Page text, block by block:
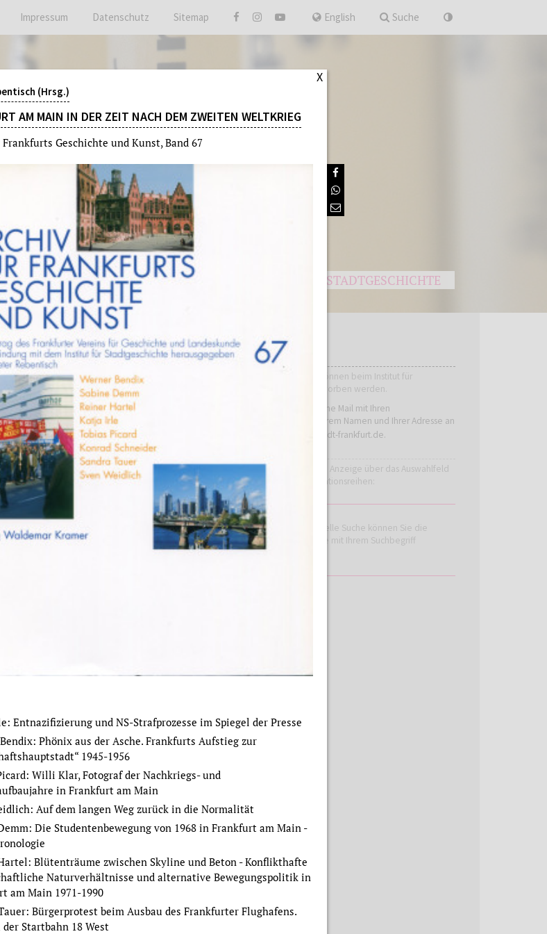
X
(Hrsg.)
AM MAIN IN DER ZEIT NACH DEM ZWEITEN WELTKRIEG
Geschichte und Kunst, Band 67
Entnazifizierung und NS-Strafprozesse im Spiegel der Presse
Phönix aus der Asche. Frankfurts Aufstieg zur
1945-1956
Willi Klar, Fotograf der Nachkriegs- und
in Frankfurt am Main
Auf dem langen Weg zurück in die Normalität
Die Studentenbewegung von 1968 in Frankfurt am Main -
Blütenträume zwischen Skyline und Beton - Konflikthafte
Naturverhältnisse und alternative Bewegungspolitik in
am Main 1971-1990
Bürgerprotest beim Ausbau des Frankfurter Flughafens.
der Startbahn 18 West
Impressum Datenschutz Sitemap English Suche
ARCHIVBESUCH VERANSTALTUNGEN STADTGESCHICHTE
Christina Treutlein
DER ARCHITEKT CARL-HERMANN
RUDLOFF (1890-1949) -
Institut für Stadtgeschichte
JAHRESBERICHT 2023
BESTELLUNG
Die Publikationen können beim Institut für
Stadtgeschichte erworben werden.
Bitte schicken Sie eine Mail mit Ihren
Bestellwünschen, Ihrem Namen und Ihrer Adresse an
bestellung.isg@stadt-frankfurt.de.
Beschränken Sie die Anzeige über das Auswahlfeld
auf einzelne Publikations­reihen:
Über die inkrementelle Suche können Sie die
Anzeige auf Einträge mit Ihrem Suchbegriff
beschränken: